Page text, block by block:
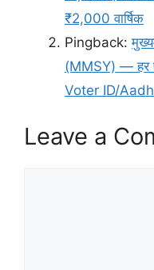
₹2,000 वार्षिक
Pingback:
(MMSY) — हर
Voter ID/
Leave a